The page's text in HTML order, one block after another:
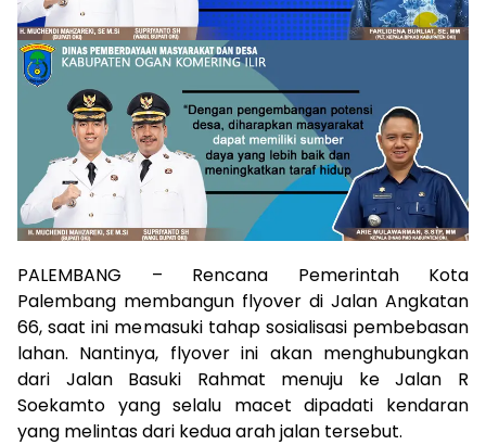
PALEMBANG – Rencana Pemerintah Kota
Palembang membangun flyover di Jalan Angkatan
66, saat ini memasuki tahap sosialisasi pembebasan
lahan. Nantinya, flyover ini akan menghubungkan
dari Jalan Basuki Rahmat menuju ke Jalan R
Soekamto yang selalu macet dipadati kendaran
yang melintas dari kedua arah jalan tersebut.